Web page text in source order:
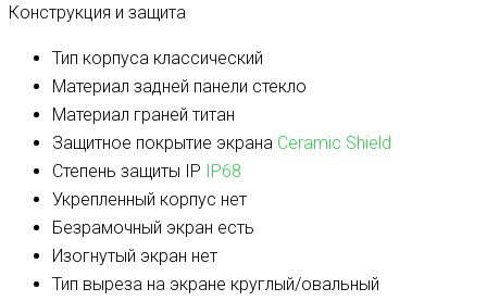
Конструкция и защита
Тип корпуса классический
Материал задней панели стекло
Материал граней титан
Защитное покрытие экрана Ceramic Shield
Степень защиты IP
IP68
Укрепленный корпус нет
Безрамочный экран есть
Изогнутый экран нет
Тип выреза на экране круглый/овальный